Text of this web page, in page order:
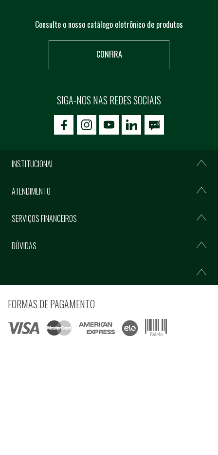
Consulte o nosso catálogo eletrônico de produtos
CONFIRA
SIGA-NOS NAS REDES SOCIAIS
icon-facebookicon-social02icon-social03
INSTITUCIONAL
ATENDIMENTO
SERVIÇOS FINANCEIROS
DÚVIDAS
FORMAS DE PAGAMENTO